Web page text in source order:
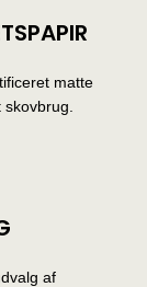
matte
af